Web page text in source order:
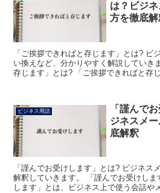
は？ビジ
方を徹底解
「ご挨拶できればと存じます」とは? ビ
い換えなど、分かりやすく解説していき
存じます」とは? 「ご挨拶できればと存
ビジネス用語
「謹んで
ジネスメ
底解釈
「謹んでお受けします」とは? ビジネス
解釈していきます。 「謹んでお受けし
します」とは、ビジネス上で使う会話や